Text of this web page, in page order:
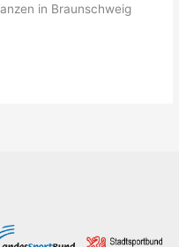
in Braunschweig